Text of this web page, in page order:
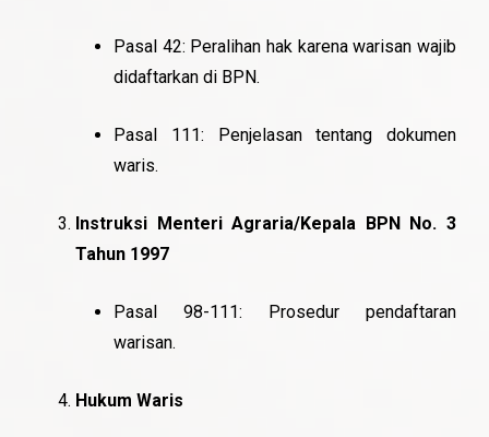
Pasal 42: Peralihan hak karena warisan wajib
didaftarkan di BPN.
Pasal 111: Penjelasan tentang dokumen
waris.
Instruksi Menteri Agraria/Kepala BPN No. 3
Tahun 1997
Pasal 98-111: Prosedur pendaftaran
warisan.
Hukum Waris